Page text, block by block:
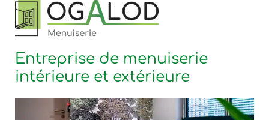
Entreprise de menuiserie
intérieure et extérieure